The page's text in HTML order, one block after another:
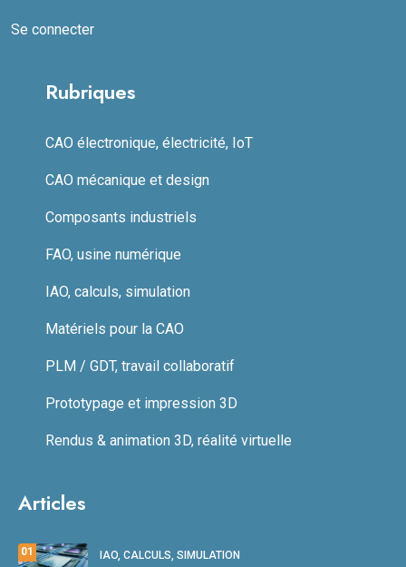
Se connecter
Rubriques
CAO électronique, électricité, IoT
CAO mécanique et design
Composants industriels
FAO, usine numérique
IAO, calculs, simulation
Matériels pour la CAO
PLM / GDT, travail collaboratif
Prototypage et impression 3D
Rendus & animation 3D, réalité virtuelle
Articles
01 IAO, CALCULS, SIMULATION